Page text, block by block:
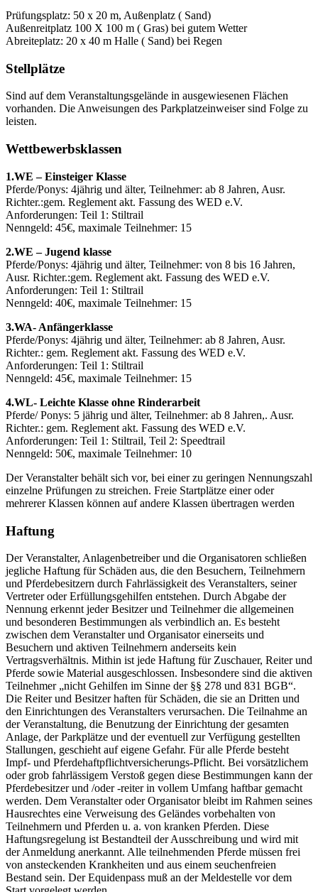
Prüfungsplatz: 50 x 20 m, Außenplatz ( Sand)
Außenreitplatz 100 X 100 m ( Gras) bei gutem Wetter
Abreiteplatz: 20 x 40 m Halle ( Sand) bei Regen
Stellplätze
Sind auf dem Veranstaltungsgelände in ausgewiesenen Flächen
vorhanden. Die Anweisungen des Parkplatzeinweiser sind Folge zu
leisten.
Wettbewerbsklassen
1.WE – Einsteiger Klasse
Pferde/Ponys: 4jährig und älter, Teilnehmer: ab 8 Jahren, Ausr.
Richter.:gem. Reglement akt. Fassung des WED e.V.
Anforderungen: Teil 1: Stiltrail
Nenngeld: 45€, maximale Teilnehmer: 15
2.WE – Jugend klasse
Pferde/Ponys: 4jährig und älter, Teilnehmer: von 8 bis 16 Jahren,
Ausr. Richter.:gem. Reglement akt. Fassung des WED e.V.
Anforderungen: Teil 1: Stiltrail
Nenngeld: 40€, maximale Teilnehmer: 15
3.WA- Anfängerklasse
Pferde/Ponys: 4jährig und älter, Teilnehmer: ab 8 Jahren, Ausr.
Richter.: gem. Reglement akt. Fassung des WED e.V.
Anforderungen: Teil 1: Stiltrail
Nenngeld: 45€, maximale Teilnehmer: 15
4.WL- Leichte Klasse ohne Rinderarbeit
Pferde/ Ponys: 5 jährig und älter, Teilnehmer: ab 8 Jahren,. Ausr.
Richter.: gem. Reglement akt. Fassung des WED e.V.
Anforderungen: Teil 1: Stiltrail, Teil 2: Speedtrail
Nenngeld: 50€, maximale Teilnehmer: 10
Der Veranstalter behält sich vor, bei einer zu geringen Nennungszahl
einzelne Prüfungen zu streichen. Freie Startplätze einer oder
mehrerer Klassen können auf andere Klassen übertragen werden
Haftung
Der Veranstalter, Anlagenbetreiber und die Organisatoren schließen
jegliche Haftung für Schäden aus, die den Besuchern, Teilnehmern
und Pferdebesitzern durch Fahrlässigkeit des Veranstalters, seiner
Vertreter oder Erfüllungsgehilfen entstehen. Durch Abgabe der
Nennung erkennt jeder Besitzer und Teilnehmer die allgemeinen
und besonderen Bestimmungen als verbindlich an. Es besteht
zwischen dem Veranstalter und Organisator einerseits und
Besuchern und aktiven Teilnehmern anderseits kein
Vertragsverhältnis. Mithin ist jede Haftung für Zuschauer, Reiter und
Pferde sowie Material ausgeschlossen. Insbesondere sind die aktiven
Teilnehmer „nicht Gehilfen im Sinne der §§ 278 und 831 BGB“.
Die Reiter und Besitzer haften für Schäden, die sie an Dritten und
den Einrichtungen des Veranstalters verursachen. Die Teilnahme an
der Veranstaltung, die Benutzung der Einrichtung der gesamten
Anlage, der Parkplätze und der eventuell zur Verfügung gestellten
Stallungen, geschieht auf eigene Gefahr. Für alle Pferde besteht
Impf- und Pferdehaftpflichtversicherungs-Pflicht. Bei vorsätzlichem
oder grob fahrlässigem Verstoß gegen diese Bestimmungen kann der
Pferdebesitzer und /oder -reiter in vollem Umfang haftbar gemacht
werden. Dem Veranstalter oder Organisator bleibt im Rahmen seines
Hausrechtes eine Verweisung des Geländes vorbehalten von
Teilnehmern und Pferden u. a. von kranken Pferden. Diese
Haftungsregelung ist Bestandteil der Ausschreibung und wird mit
der Anmeldung anerkannt. Alle teilnehmenden Pferde müssen frei
von ansteckenden Krankheiten und aus einem seuchenfreien
Bestand sein. Der Equidenpass muß an der Meldestelle vor dem